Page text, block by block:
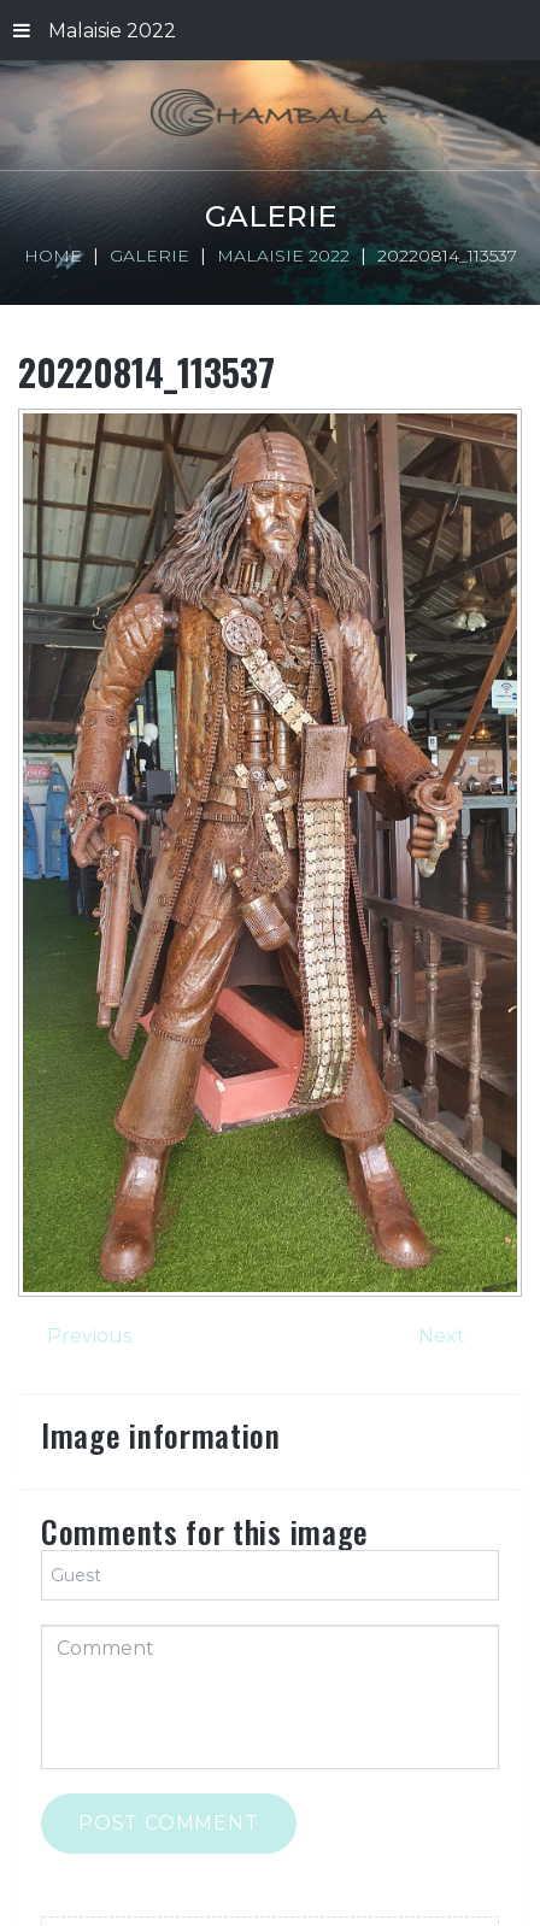
Malaisie 2022
GALERIE
HOME GALERIE MALAISIE 2022 20220814_113537
20220814_113537
Previous Next
Image information
Comments for this image
POST COMMENT